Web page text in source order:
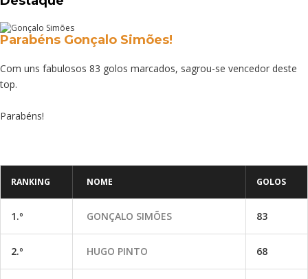
Parabéns Gonçalo Simões!
Com uns fabulosos 83 golos marcados, sagrou-se vencedor deste
top.
Parabéns!
RANKING NOME GOLOS
1.º GONÇALO SIMÕES 83
2.º HUGO PINTO 68